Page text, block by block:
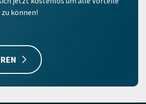
können!